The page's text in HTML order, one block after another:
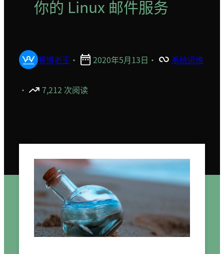
你的 Linux 邮件服务
赛博老王 · 2020年5月13日 · 系统运维
· 7,212 次阅读